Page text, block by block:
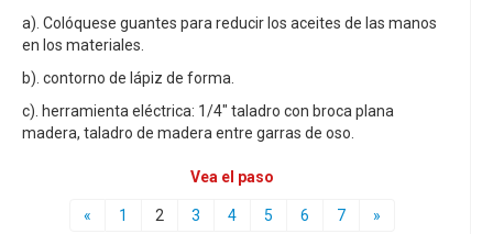
a). Colóquese guantes para reducir los aceites de las manos
en los materiales.
b). contorno de lápiz de forma.
c). herramienta eléctrica: 1/4" taladro con broca plana
madera, taladro de madera entre garras de oso.
Vea el paso
« 1 2 3 4 5 6 7 »